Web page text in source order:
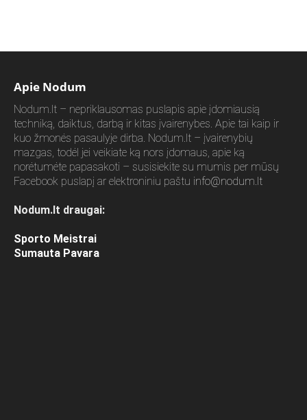
Apie Nodum
Nodum.lt – nepriklausomas puslapis apie įdomiausią
techniką, daiktus, darbą ir kitas įvairenybes. Apie tai kaip ir
kuo žmonės pasaulyje dirba. Nodum.lt – įvairenybių
mazgas, todėl jei veikiate ką nors įdomaus, apie ką
norėtumėte papasakoti – susisiekite su mumis per mūsų
Facebook puslapį ar elektroniniu paštu info@nodum.lt
Nodum.lt draugai:
Sporto Meistrai
Sumauta Pavara